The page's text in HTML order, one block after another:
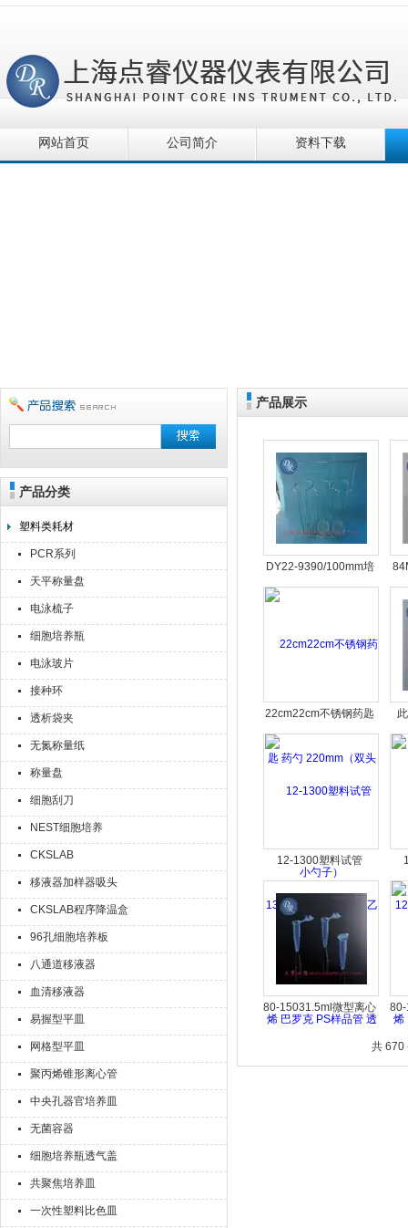
上海点睿仪器仪表有限公司
网站首页 公司简介 资料下载
产品分类
塑料类耗材
PCR系列
天平称量盘
电泳梳子
细胞培养瓶
电泳玻片
接种环
透析袋夹
无氮称量纸
称量盘
细胞刮刀
NEST细胞培养
CKSLAB
移液器加样器吸头
CKSLAB程序降温盒
96孔细胞培养板
八通道移液器
血清移液器
易握型平皿
网格型平皿
聚丙烯锥形离心管
中央孔器官培养皿
无菌容器
细胞培养瓶透气盖
共聚焦培养皿
一次性塑料比色皿
产品展示
DY22-9390/100mm培
养皿消毒桶 不锈钢培养
铝
22cm22cm不锈钢药匙
药勺 220mm（双头小
勺子）
12-1300塑料试管
13*100mm 优质聚苯乙
烯 巴罗克 PS样品管 透
苯管 1不含塞
80-15031.5ml微型离心
共 670